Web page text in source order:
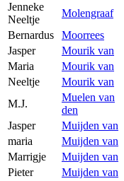
Jenneke
Neeltje
Molengraaf
Bernardus
Moorrees
Jasper
Mourik van
Maria
Mourik van
Neeltje
Mourik van
M.J.
Muelen van
den
Jasper
Muijden van
maria
Muijden van
Marrigje
Muijden van
Pieter
Muijden van